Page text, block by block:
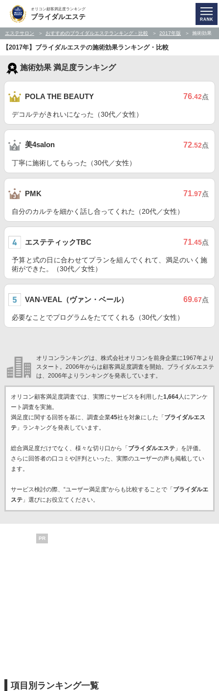
オリコン顧客満足度ランキング
ブライダルエステ
エステサロン おすすめのブライダルエステランキング・比較 2017年版 施術効果
【2017年】ブライダルエステの施術効果ランキング・比較
施術効果 満足度ランキング
POLA THE BEAUTY 76.42点
デコルテがきれいになった（30代／女性）
美4salon 72.52点
丁寧に施術してもらった（30代／女性）
PMK 71.97点
自分のカルテを細かく話し合ってくれた（20代／女性）
エステティックTBC 71.45点
予算と式の日に合わせてプランを組んでくれて、満足のいく施
術ができた。（30代／女性）
VAN-VEAL（ヴァン・ベール） 69.67点
必要なことでプログラムをたててくれる（30代／女性）
オリコンランキングは、株式会社オリコンを前身企業に1967年より
スタート。2006年からは顧客満足度調査を開始。ブライダルエステ
は、2006年よりランキングを発表しています。
オリコン顧客満足度調査では、実際にサービスを利用した1,664人にアンケ
ート調査を実施。
満足度に関する回答を基に、調査企業45社を対象にした「 ブライダルエス
テ」ランキングを発表しています。
総合満足度だけでなく、様々な切り口から「 ブライダルエステ」を評価。
さらに回答者の口コミや評判といった、実際のユーザーの声も掲載してい
ます。
サービス検討の際、“ユーザー満足度”からも比較することで「 ブライダルエ
ステ」選びにお役立てください。
PR
項目別ランキング一覧